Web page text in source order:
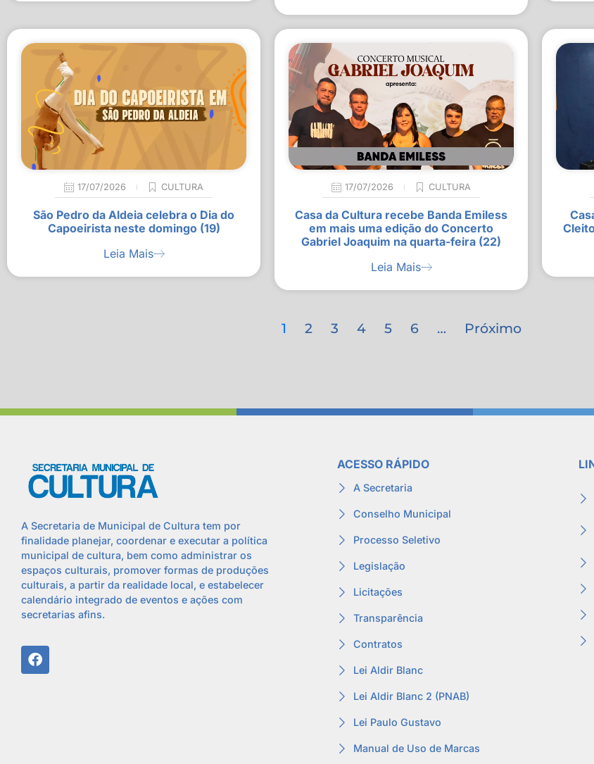
17/07/2026 CULTURA
São Pedro da Aldeia celebra o Dia do
Capoeirista neste domingo (19)
Leia Mais
17/07/2026 CULTURA
Casa da Cultura recebe Banda Emiless
em mais uma edição do Concerto
Gabriel Joaquim na quarta-feira (22)
Leia Mais
1 2 3 4 5 6 … Próximo
A Secretaria de Municipal de Cultura tem por
finalidade planejar, coordenar e executar a política
municipal de cultura, bem como administrar os
espaços culturais, promover formas de produções
culturais, a partir da realidade local, e estabelecer
calendário integrado de eventos e ações com
secretarias afins.
ACESSO RÁPIDO
A Secretaria
Conselho Municipal
Processo Seletivo
Legislação
Licitações
Transparência
Contratos
Lei Aldir Blanc
Lei Aldir Blanc 2 (PNAB)
Lei Paulo Gustavo
Manual de Uso de Marcas